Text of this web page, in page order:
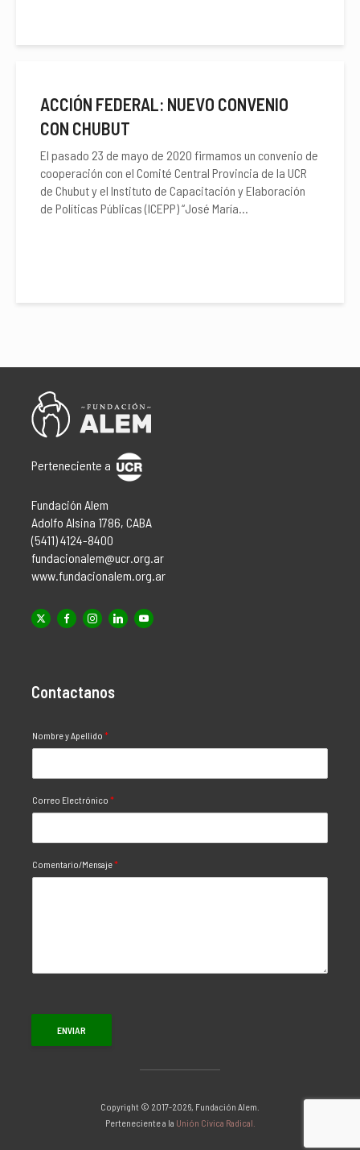
ACCIÓN FEDERAL: NUEVO CONVENIO
CON CHUBUT
El pasado 23 de mayo de 2020 firmamos un convenio de
cooperación con el Comité Central Provincia de la UCR
de Chubut y el Instituto de Capacitación y Elaboración
de Políticas Públicas (ICEPP) “José María...
Perteneciente a
Fundación Alem
Adolfo Alsina 1786, CABA
(5411) 4124-8400
fundacionalem@ucr.org.ar
www.fundacionalem.org.ar
Contactanos
Nombre y Apellido *
Correo Electrónico *
Comentario/Mensaje*
ENVIAR
Copyright © 2017-2026, Fundación Alem.
Perteneciente a la Unión Cívica Radical.